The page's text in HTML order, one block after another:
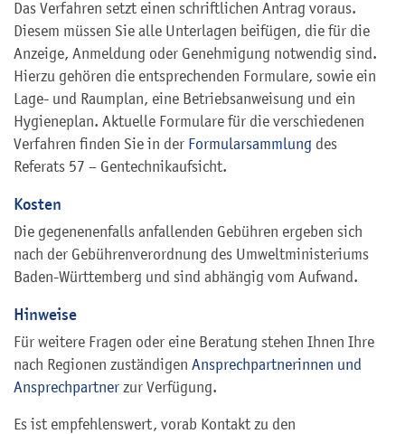
Das Verfahren setzt einen schriftlichen Antrag voraus.
Diesem müssen Sie alle Unterlagen beifügen, die für die
Anzeige, Anmeldung oder Genehmigung notwendig sind.
Hierzu gehören die entsprechenden Formulare, sowie ein
Lage- und Raumplan, eine Betriebsanweisung und ein
Hygieneplan. Aktuelle Formulare für die verschiedenen
Verfahren finden Sie in der Formularsammlung des
Referats 57 – Gentechnikaufsicht.
Kosten
Die gegenenenfalls anfallenden Gebühren ergeben sich
nach der Gebührenverordnung des Umweltministeriums
Baden-Württemberg und sind abhängig vom Aufwand.
Hinweise
Für weitere Fragen oder eine Beratung stehen Ihnen Ihre
nach Regionen zuständigen Ansprechpartnerinnen und
Ansprechpartner zur Verfügung.
Es ist empfehlenswert, vorab Kontakt zu den